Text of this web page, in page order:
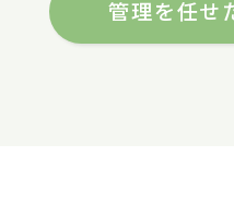
管理を任せ